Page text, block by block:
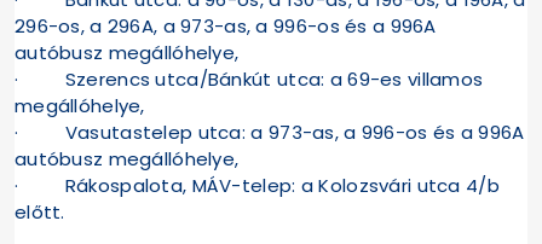
296-os, a 296A, a 973-as, a 996-os és a 996A
autóbusz megállóhelye,
· Szerencs utca/Bánkút utca: a 69-es villamos
megállóhelye,
· Vasutastelep utca: a 973-as, a 996-os és a 996A
autóbusz megállóhelye,
· Rákospalota, MÁV-telep: a Kolozsvári utca 4/b
előtt.